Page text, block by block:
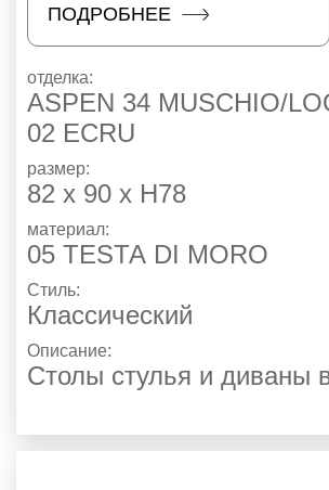
ПОДРОБНЕЕ
отделка:
ASPEN 34 MUSCHIO/
02 ECRU
размер:
82 х 90 х H78
материал:
05 ТЕSТА DI MORO
Стиль:
Классический
Описание:
Столы стулья и диваны